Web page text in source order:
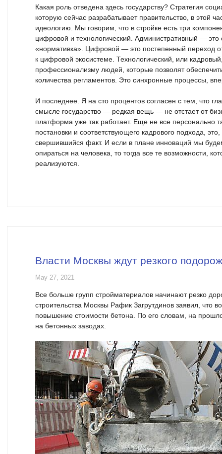
Какая роль отведена здесь государству? Стратегия
которую сейчас разрабатывает правительство, в этой
идеологию. Мы говорим, что в стройке есть три
цифровой и технологический. Административный — это
«нормативка». Цифровой — это постепенный переход
к цифровой экосистеме. Технологический, или
профессионализму людей, которые позволят
количества регламентов. Это синхронные процессы,
И последнее. Я на сто процентов согласен с тем, что
смысле государство — редкая вещь — не отстает от
платформа уже так работает. Еще не все персонально
постановки и соответствующего кадрового подхода,
свершившийся факт. И если в плане инноваций мы
опираться на человека, то тогда все те возможности,
реализуются.
Власти Москвы ждут резкого
May 27, 2021
Все больше групп стройматериалов начинают резко
строительства Москвы Рафик Загрутдинов заявил, что
повышение стоимости бетона. По его словам, на
на бетонных заводах.